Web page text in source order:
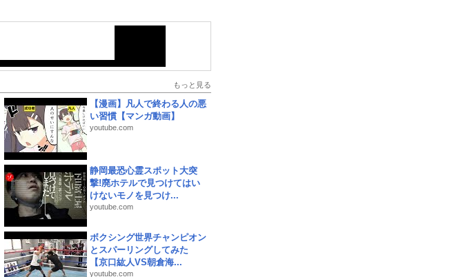
もっと見る
【漫画】凡人で終わる人の悪
い習慣【マンガ動画】
youtube.com
静岡最恐心霊スポット大突
撃!廃ホテルで見つけてはい
けないモノを見つけ...
youtube.com
ボクシング世界チャンピオン
とスパーリングしてみた
【京口紘人VS朝倉海...
youtube.com